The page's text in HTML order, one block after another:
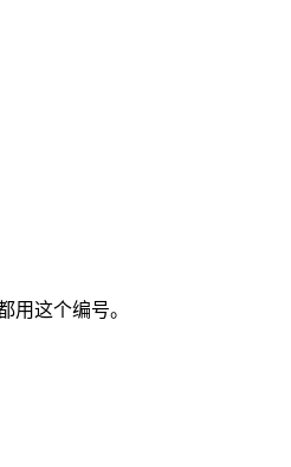
用这个编号。